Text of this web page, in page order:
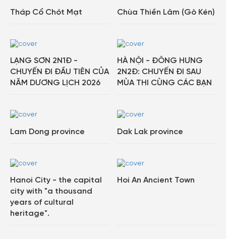
Tháp Cổ Chót Mạt Chùa Thiền Lâm (Gò Kén)
LẠNG SƠN 2N1Đ -
CHUYẾN ĐI ĐẦU TIÊN CỦA
NĂM DƯƠNG LỊCH 2026
HÀ NỘI - ĐÔNG HƯNG
2N2Đ: CHUYẾN ĐI SAU
MÙA THI CÙNG CÁC BẠN
Lam Dong province Dak Lak province
Hanoi City - the capital
city with "a thousand
years of cultural
heritage".
Hoi An Ancient Town